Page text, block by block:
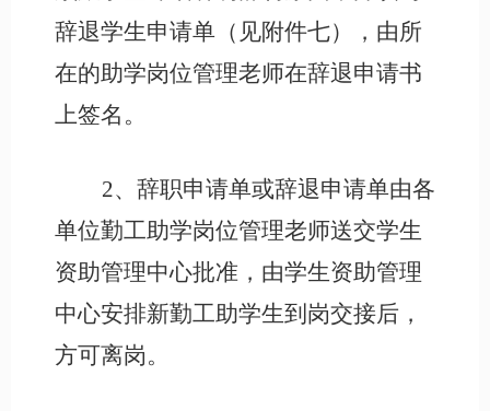
辞退学生申请单（见附件七），由所
在的助学岗位管理老师在辞退申请书
上签名。
2、辞职申请单或辞退申请单由各
单位勤工助学岗位管理老师送交学生
资助管理中心批准，由学生资助管理
中心安排新勤工助学生到岗交接后，
方可离岗。